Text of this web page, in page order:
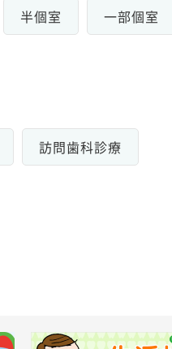
半個室 一部個室
訪問歯科診療